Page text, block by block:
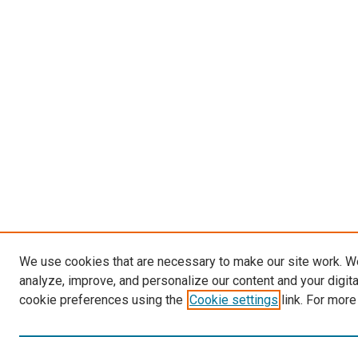
We use cookies that are necessary to make our site work.
analyze, improve, and personalize our content and your
cookie preferences using the Cookie settings link. For